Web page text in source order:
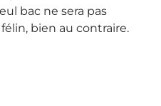
bac ne sera pas
bien au contraire.